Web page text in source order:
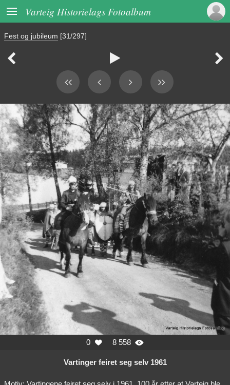
 Varteig Historielags Fotoalbum
Fest og jubileum [31/297]
  
0  8 558 
Vartinger feiret seg selv 1961